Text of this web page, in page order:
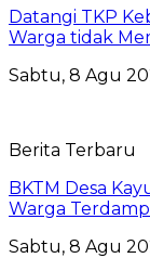
Datangi TKP
Warga tidak
Sabtu, 8 Agu
Berita Terbaru
BKTM Desa
Warga
Sabtu, 8 Agu